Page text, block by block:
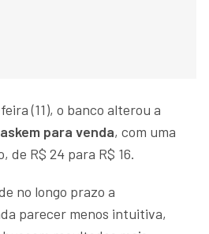
(11), o banco alterou a
para venda, com uma
de R$ 24 para R$ 16.
no longo prazo a
parecer menos intuitiva,